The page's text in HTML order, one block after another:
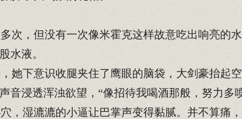
次，但没有一次像米霍克这样故意吃出响亮的
水液。
下意识收腿夹住了鹰眼的脑袋，大剑豪抬起空
浸透浑浊欲望，“像招待我喝酒那般，努力多
，湿漉漉的小逼让巴掌声变得黏腻。并不算痛